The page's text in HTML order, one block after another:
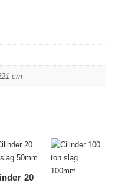
cm
20